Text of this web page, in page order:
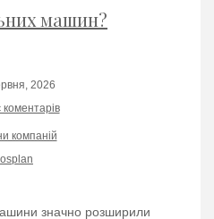
машин?
2026
компаній
значно розширили